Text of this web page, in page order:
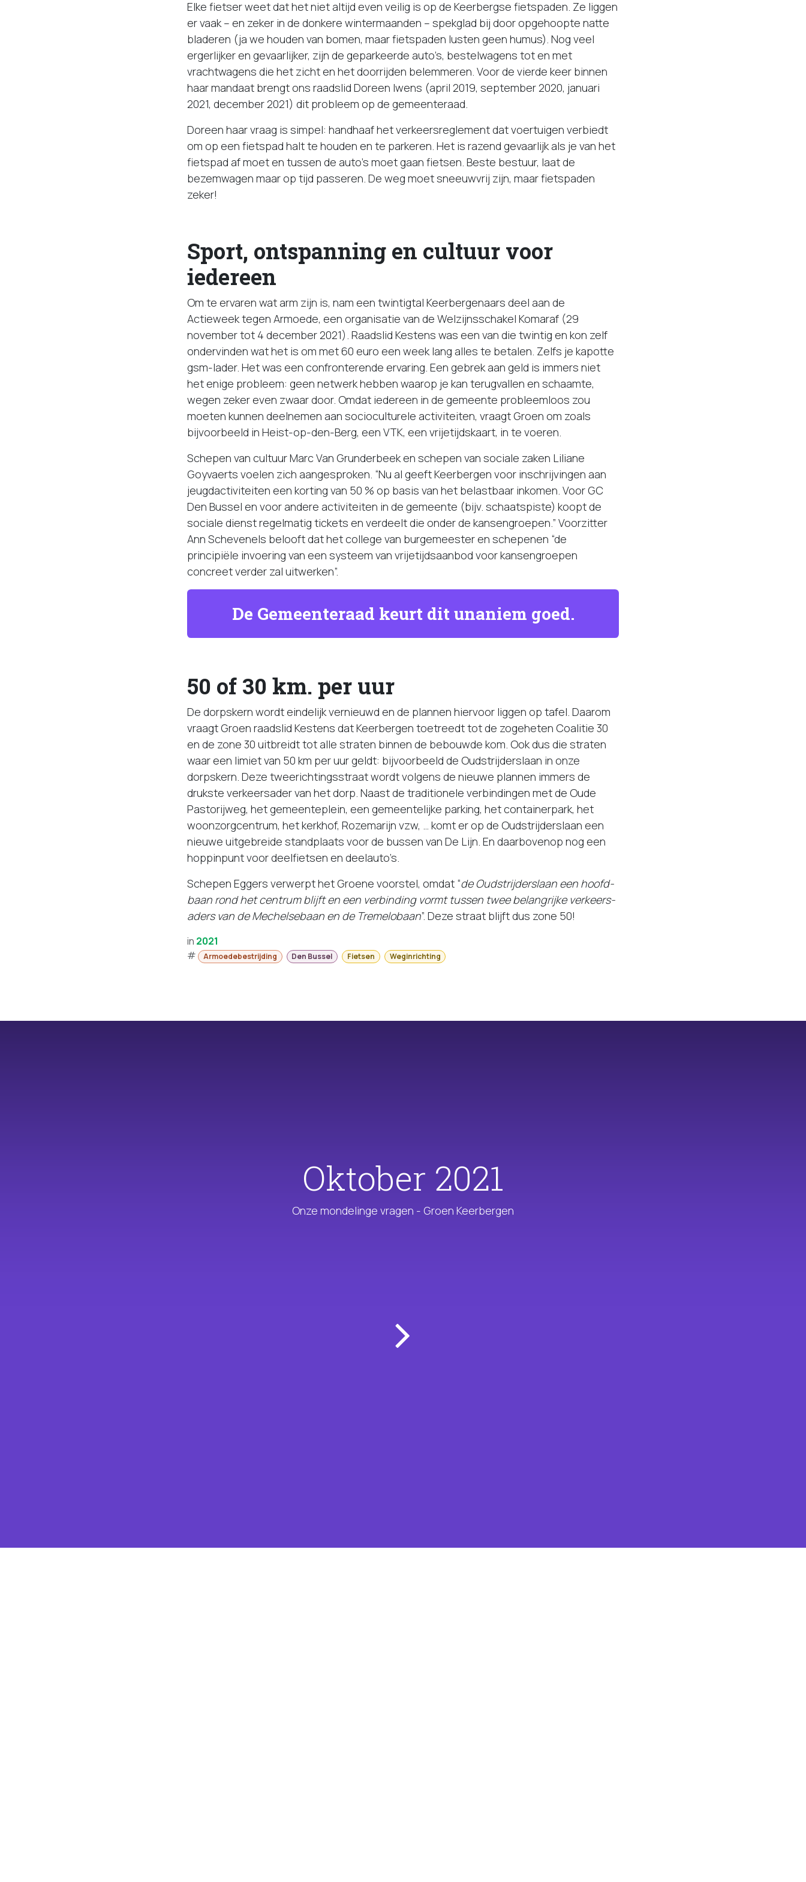
Elke fietser weet dat het niet altijd even veilig is op de Keerbergse fietspaden. Ze liggen
er vaak – en zeker in de donkere wintermaanden – spekglad bij door opgehoopte natte
bladeren (ja we houden van bomen, maar fietspaden lusten geen humus). Nog veel
ergerlijker en gevaarlijker, zijn de geparkeerde auto’s, bestelwagens tot en met
vrachtwagens die het zicht en het doorrijden belemmeren. Voor de vierde keer binnen
haar mandaat brengt ons raadslid Doreen Iwens (april 2019, september 2020, januari
2021, december 2021) dit probleem op de gemeenteraad.
Doreen haar vraag is simpel: handhaaf het verkeersreglement dat voertuigen verbiedt
om op een fietspad halt te houden en te parkeren. Het is razend gevaarlijk als je van het
fietspad af moet en tussen de auto’s moet gaan fietsen. Beste bestuur, laat de
bezemwagen maar op tijd passeren. De weg moet sneeuwvrij zijn, maar fietspaden
zeker!
Sport, ontspanning en cultuur voor
iedereen
Om te ervaren wat arm zijn is, nam een twintigtal Keerbergenaars deel aan de
Actieweek tegen Armoede, een organisatie van de Welzijnsschakel Komaraf (29
november tot 4 december 2021). Raadslid Kestens was een van die twintig en kon zelf
ondervinden wat het is om met 60 euro een week lang alles te betalen. Zelfs je kapotte
gsm-lader. Het was een confronterende ervaring. Een gebrek aan geld is immers niet
het enige probleem: geen netwerk hebben waarop je kan terugvallen en schaamte,
wegen zeker even zwaar door. Omdat iedereen in de gemeente probleemloos zou
moeten kunnen deelnemen aan socioculturele activiteiten, vraagt Groen om zoals
bijvoorbeeld in Heist-op-den-Berg, een VTK, een vrijetijdskaart, in te voeren.
Schepen van cultuur Marc Van Grunderbeek en schepen van sociale zaken Liliane
Goyvaerts voelen zich aangesproken. “Nu al geeft Keerbergen voor inschrijvingen aan
jeugdactiviteiten een korting van 50 % op basis van het belastbaar inkomen. Voor GC
Den Bussel en voor andere activiteiten in de gemeente (bijv. schaatspiste) koopt de
sociale dienst regelmatig tickets en verdeelt die onder de kansengroepen.” Voorzitter
Ann Schevenels belooft dat het college van burgemeester en schepenen “de
principiële invoering van een systeem van vrijetijdsaanbod voor kansengroepen
concreet verder zal uitwerken”.
De Gemeenteraad keurt dit unaniem goed.
50 of 30 km. per uur
De dorpskern wordt eindelijk vernieuwd en de plannen hiervoor liggen op tafel. Daarom
vraagt Groen raadslid Kestens dat Keerbergen toetreedt tot de zogeheten Coalitie 30
en de zone 30 uitbreidt tot alle straten binnen de bebouwde kom. Ook dus die straten
waar een limiet van 50 km per uur geldt: bijvoorbeeld de Oudstrijderslaan in onze
dorpskern. Deze tweerichtingsstraat wordt volgens de nieuwe plannen immers de
drukste verkeersader van het dorp. Naast de traditionele verbindingen met de Oude
Pastorijweg, het gemeenteplein, een gemeentelijke parking, het containerpark, het
woonzorgcentrum, het kerkhof, Rozemarijn vzw, … komt er op de Oudstrijderslaan een
nieuwe uitgebreide standplaats voor de bussen van De Lijn. En daarbovenop nog een
hoppinpunt voor deelfietsen en deelauto’s.
Schepen Eggers verwerpt het Groene voorstel, omdat “de Oudstrijderslaan een hoofd-
baan rond het centrum blijft en een verbinding vormt tussen twee belangrijke verkeers-
aders van de Mechelsebaan en de Tremelobaan”. Deze straat blijft dus zone 50!
in 2021
#
Armoedebestrijding Den Bussel Fietsen Weginrichting
Oktober 2021
Onze mondelinge vragen - Groen Keerbergen